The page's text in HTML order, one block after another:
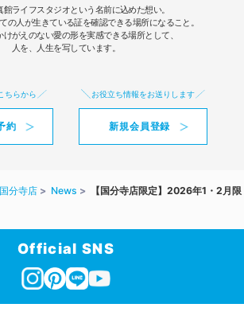
館ライフスタジオという名前に込めた想い。
の人が生きている証を確認できる場所になること。
けがえのない愛の形を実感できる場所として、
人を、人生を写しています。
ちらから
約
お役立ち情報をお送りします
新規会員登録
国分寺店 News
【国分寺店限定】2026年1・2月限
Official SNS